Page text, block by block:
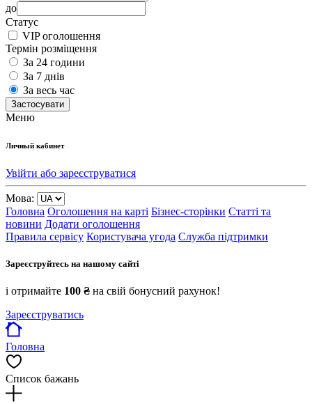
до
Статус
VIP оголошення
Термін розміщення
За 24 години
За 7 днів
За весь час
Застосувати
Меню
Личный кабинет
Увійти або зареєструватися
Мова:
Головна Оголошення на карті Бізнес-сторінки Статті та
новини Додати оголошення
Правила сервісу Користувача угода Служба підтримки
Зареєструйтесь на нашому сайті
і отримайте 100 ₴ на свій бонусний рахунок!
Зареєструватись
Головна
Список бажань